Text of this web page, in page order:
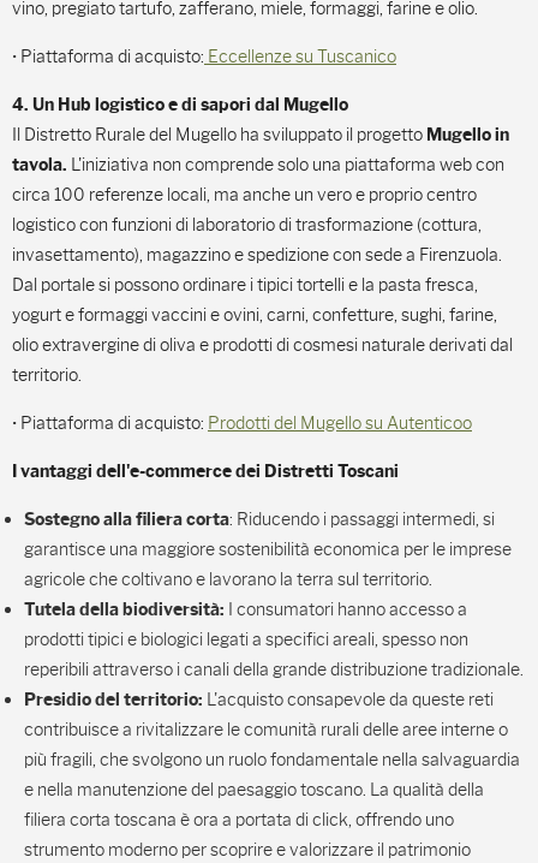
vino, pregiato tartufo, zafferano, miele, formaggi, farine e olio.
• Piattaforma di acquisto: Eccellenze su Tuscanico
4. Un Hub logistico e di sapori dal Mugello
Il Distretto Rurale del Mugello ha sviluppato il progetto Mugello in
tavola. L'iniziativa non comprende solo una piattaforma web con
circa 100 referenze locali, ma anche un vero e proprio centro
logistico con funzioni di laboratorio di trasformazione (cottura,
invasettamento), magazzino e spedizione con sede a Firenzuola.
Dal portale si possono ordinare i tipici tortelli e la pasta fresca,
yogurt e formaggi vaccini e ovini, carni, confetture, sughi, farine,
olio extravergine di oliva e prodotti di cosmesi naturale derivati dal
territorio.
• Piattaforma di acquisto: Prodotti del Mugello su Autenticoo
I vantaggi dell'e-commerce dei Distretti Toscani
Sostegno alla filiera corta: Riducendo i passaggi intermedi, si
garantisce una maggiore sostenibilità economica per le imprese
agricole che coltivano e lavorano la terra sul territorio.
Tutela della biodiversità: I consumatori hanno accesso a
prodotti tipici e biologici legati a specifici areali, spesso non
reperibili attraverso i canali della grande distribuzione tradizionale.
Presidio del territorio: L'acquisto consapevole da queste reti
contribuisce a rivitalizzare le comunità rurali delle aree interne o
più fragili, che svolgono un ruolo fondamentale nella salvaguardia
e nella manutenzione del paesaggio toscano. La qualità della
filiera corta toscana è ora a portata di click, offrendo uno
strumento moderno per scoprire e valorizzare il patrimonio